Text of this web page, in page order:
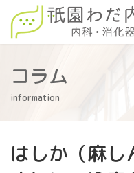
ン
ー
コラム
information
はしか（麻